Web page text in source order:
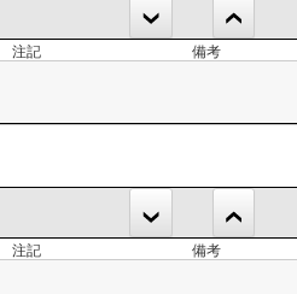
注記 備考
注記 備考